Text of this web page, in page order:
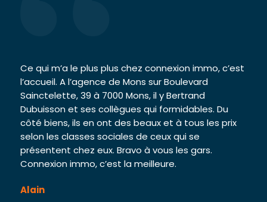
Ce qui m’a le plus plus chez connexion immo, c’est
l’accueil. A l’agence de Mons sur Boulevard
Sainctelette, 39 à 7000 Mons, il y Bertrand
Dubuisson et ses collègues qui formidables. Du
côté biens, ils en ont des beaux et à tous les prix
selon les classes sociales de ceux qui se
présentent chez eux. Bravo à vous les gars.
Connexion immo, c’est la meilleure.
Alain